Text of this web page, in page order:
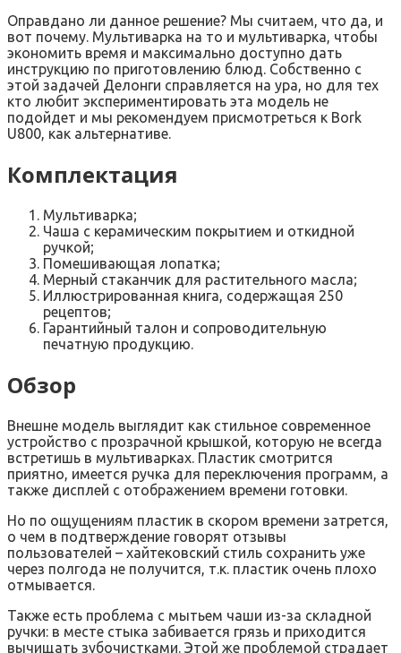
Оправдано ли данное решение? Мы считаем, что да, и
вот почему. Мультиварка на то и мультиварка, чтобы
экономить время и максимально доступно дать
инструкцию по приготовлению блюд. Собственно с
этой задачей Делонги справляется на ура, но для тех
кто любит экспериментировать эта модель не
подойдет и мы рекомендуем присмотреться к Bork
U800, как альтернативе.
Комплектация
Мультиварка;
Чаша с керамическим покрытием и откидной
ручкой;
Помешивающая лопатка;
Мерный стаканчик для растительного масла;
Иллюстрированная книга, содержащая 250
рецептов;
Гарантийный талон и сопроводительную
печатную продукцию.
Обзор
Внешне модель выглядит как стильное современное
устройство с прозрачной крышкой, которую не всегда
встретишь в мультиварках. Пластик смотрится
приятно, имеется ручка для переключения программ, а
также дисплей с отображением времени готовки.
Но по ощущениям пластик в скором времени затрется,
о чем в подтверждение говорят отзывы
пользователей – хайтековский стиль сохранить уже
через полгода не получится, т.к. пластик очень плохо
отмывается.
Также есть проблема с мытьем чаши из-за складной
ручки: в месте стыка забивается грязь и приходится
вычищать зубочистками. Этой же проблемой страдает